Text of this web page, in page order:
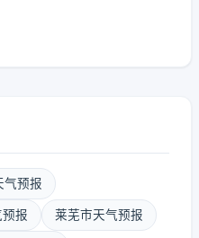
气预报
报 莱芜市天气预报